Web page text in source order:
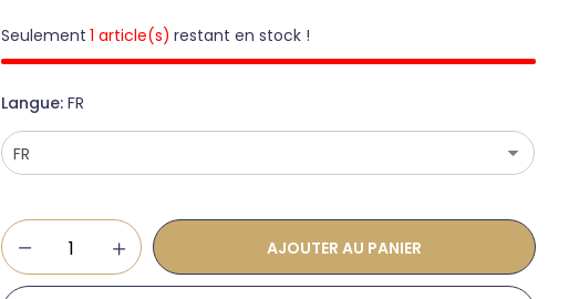
Seulement 1 article(s) restant en stock !
Langue FR
AJOUTER AU PANIER